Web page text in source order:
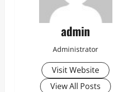
admin
Administrator
Visit Website
View All Posts